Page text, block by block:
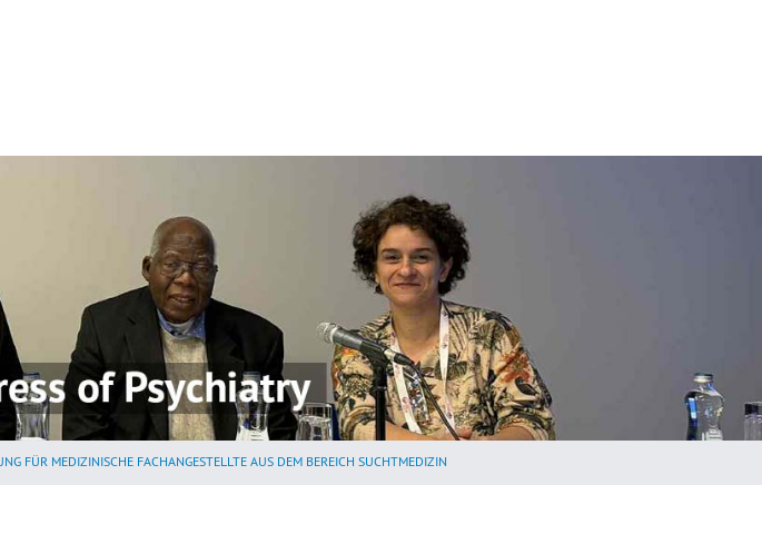
FÜR MEDIZINISCHE FACHANGESTELLTE AUS DEM BEREICH SUCHTMEDIZIN